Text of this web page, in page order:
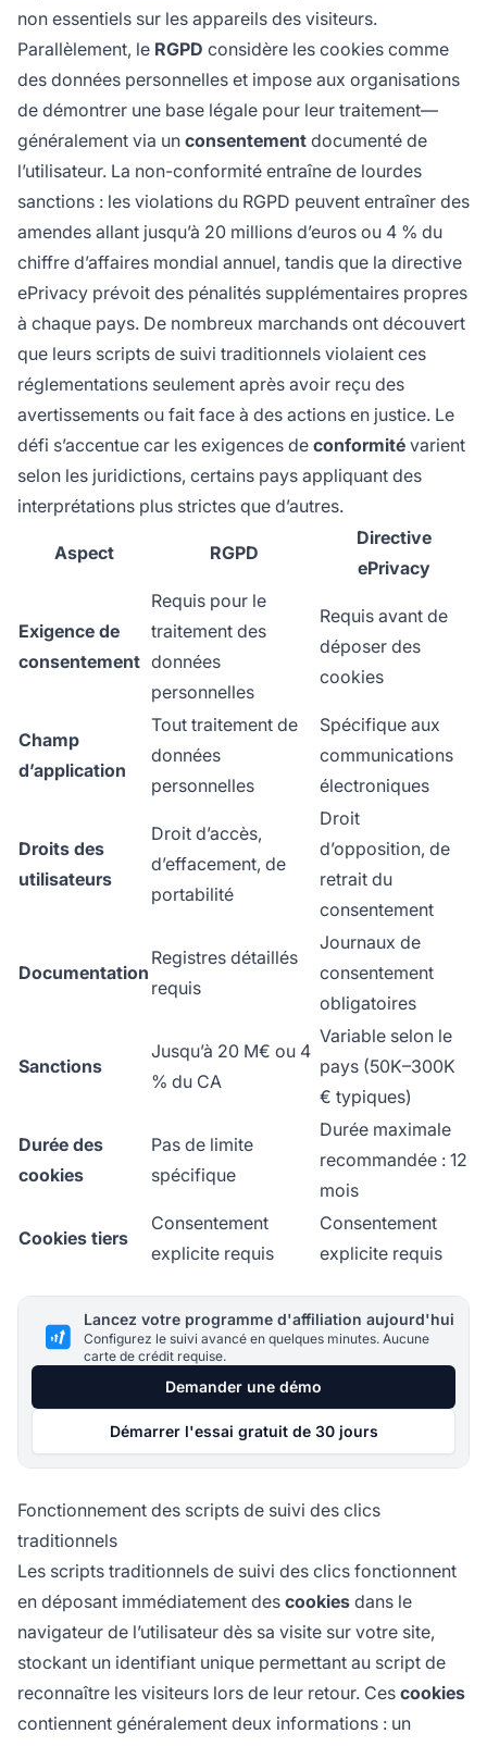
non essentiels sur les appareils des visiteurs.
Parallèlement, le RGPD considère les cookies comme
des données personnelles et impose aux organisations
de démontrer une base légale pour leur traitement—
généralement via un consentement documenté de
l’utilisateur. La non-conformité entraîne de lourdes
sanctions : les violations du RGPD peuvent entraîner des
amendes allant jusqu’à 20 millions d’euros ou 4 % du
chiffre d’affaires mondial annuel, tandis que la directive
ePrivacy prévoit des pénalités supplémentaires propres
à chaque pays. De nombreux marchands ont découvert
que leurs scripts de suivi traditionnels violaient ces
réglementations seulement après avoir reçu des
avertissements ou fait face à des actions en justice. Le
défi s’accentue car les exigences de conformité varient
selon les juridictions, certains pays appliquant des
interprétations plus strictes que d’autres.
Aspect RGPD
Directive
ePrivacy
Exigence de
consentement
Requis pour le
traitement des
données
personnelles
Requis avant de
déposer des
cookies
Champ
d’application
Tout traitement de
données
personnelles
Spécifique aux
communications
électroniques
Droits des
utilisateurs
Droit d’accès,
d’effacement, de
portabilité
Droit
d’opposition, de
retrait du
consentement
Documentation
Registres détaillés
requis
Journaux de
consentement
obligatoires
Sanctions
Jusqu’à 20 M€ ou 4
% du CA
Variable selon le
pays (50K–300K
€ typiques)
Durée des
cookies
Pas de limite
spécifique
Durée maximale
recommandée : 12
mois
Cookies tiers
Consentement
explicite requis
Consentement
explicite requis
Lancez votre programme d'affiliation aujourd'hui
Configurez le suivi avancé en quelques minutes. Aucune
carte de crédit requise.
Demander une démo
Démarrer l'essai gratuit de 30 jours
Fonctionnement des scripts de suivi des clics
traditionnels
Les scripts traditionnels de suivi des clics fonctionnent
en déposant immédiatement des cookies dans le
navigateur de l’utilisateur dès sa visite sur votre site,
stockant un identifiant unique permettant au script de
reconnaître les visiteurs lors de leur retour. Ces cookies
contiennent généralement deux informations : un